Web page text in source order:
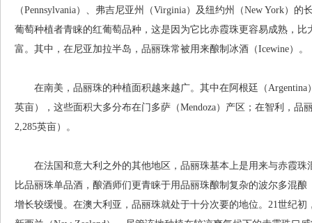
（Pennsylvania）、弗吉尼亚州（Virginia）及纽约州（New York）
葡萄种植者青睐的红葡萄品种，这是因为它比赤霞珠更容易成熟，
富。其中，在尼亚加拉半岛，品丽珠常被用来酿制冰酒（Icewine）。
在南美，品丽珠的种植面积越来越广。其中在阿根廷（Argentina
英亩），这些面积大多分布在门多萨（Mendoza）产区；在智利，品
2,285英亩）。
在法国和意大利之外的其他地区，品丽珠基本上是用来与赤霞珠
比品丽珠单品酒，酿酒师们更青睐于用品丽珠酿制复杂的波尔多混酿
增长较缓慢。在澳大利亚，品丽珠就处于十分次要的地位。21世纪